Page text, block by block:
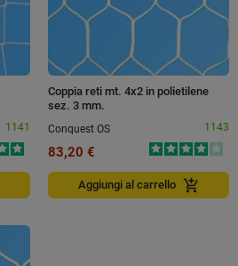
1141
Coppia reti mt. 4x2 in polietilene
sez. 3 mm.
Conquest OS
1143
83,20 €
Aggiungi al carrello add_shopping_cart